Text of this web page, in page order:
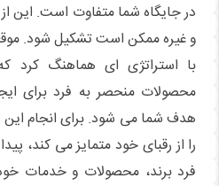
در جایگاه شما متفاوت است. این
و غیره ممکن است تشکیل شود.
با استراتژی ای هماهنگ کرد
محصولات منحصر به فرد برای
هدف شما می شود. برای انجام این
را از رقبای خود متمایز می کند،
فرد برند، محصولات و خدمات خود